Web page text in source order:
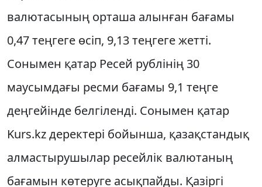
валютасының орташа алынған бағамы
0,47 теңгеге өсіп, 9,13 теңгеге жетті.
Сонымен қатар Ресей рублінің 30
маусымдағы ресми бағамы 9,1 теңге
деңгейінде белгіленді. Сонымен қатар
Kurs.kz деректері бойынша, қазақстандық
алмастырушылар ресейлік валютаның
бағамын көтеруге асықпайды. Қазіргі